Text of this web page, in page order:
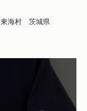
東海村
茨城県